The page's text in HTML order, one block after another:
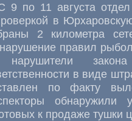
9 по 11 августа
в
2 километра
правил
в виде
по факту
обнаружили
к продаже тушки